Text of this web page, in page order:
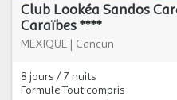
Club Lookéa Sandos
Caraïbes ****
MEXIQUE | Cancun
8 jours / 7 nuits
Formule Tout compris